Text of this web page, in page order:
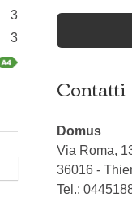
3
3
Contatti
Domus
Via Roma,
36016 -
Tel.: